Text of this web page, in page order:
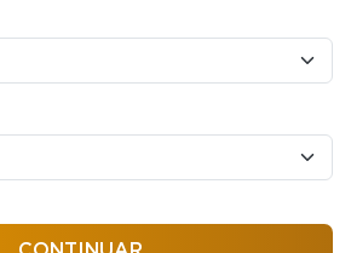
as relações entre